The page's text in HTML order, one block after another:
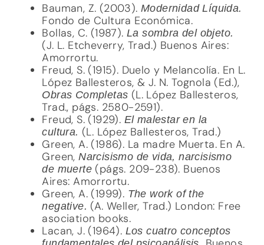
Bauman, Z. (2003). Modernidad Líquida.
Fondo de Cultura Económica.
Bollas, C. (1987). La sombra del objeto.
(J. L. Etcheverry, Trad.) Buenos Aires:
Amorrortu.
Freud, S. (1915). Duelo y Melancolía. En L.
López Ballesteros, & J. N. Tognola (Ed.),
Obras Completas (L. López Ballesteros,
Trad., págs. 2580-2591).
Freud, S. (1929). El malestar en la
cultura. (L. López Ballesteros, Trad.)
Green, A. (1986). La madre Muerta. En A.
Green,Narcisismo de vida, narcisismo
de muerte(págs. 209-238). Buenos
Aires: Amorrortu.
Green, A. (1999). The work of the
negative. (A. Weller, Trad.) London: Free
asociation books.
Lacan, J. (1964). Los cuatro conceptos